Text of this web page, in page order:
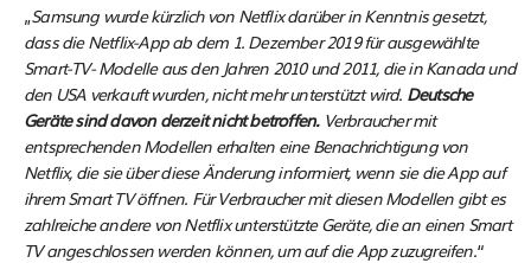
„Samsung wurde kürzlich von Netflix darüber in Kenntnis gesetzt,
dass die Netflix-App ab dem 1. Dezember 2019 für ausgewählte
Smart-TV- Modelle aus den Jahren 2010 und 2011, die in Kanada und
den USA verkauft wurden, nicht mehr unterstützt wird. Deutsche
Geräte sind davon derzeit nicht betroffen.Verbraucher mit
entsprechenden Modellen erhalten eine Benachrichtigung von
Netflix, die sie über diese Änderung informiert, wenn sie die App auf
ihrem Smart TV öffnen. Für Verbraucher mit diesen Modellen gibt es
zahlreiche andere von Netflix unterstützte Geräte, die an einen Smart
TV angeschlossen werden können, um auf die App zuzugreifen.“